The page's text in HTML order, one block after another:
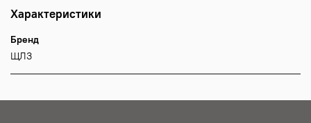
Характеристики
Бренд
ЩЛЗ